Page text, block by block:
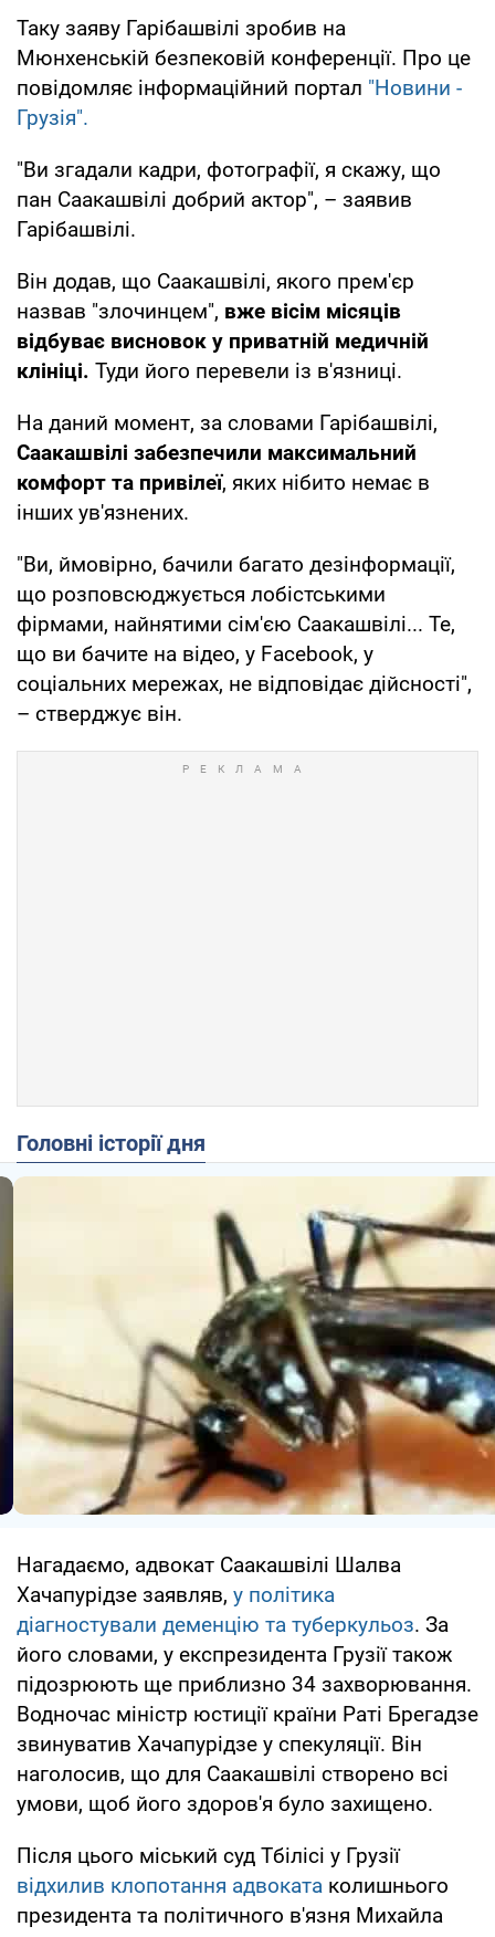
Таку заяву Гарібашвілі зробив на
Мюнхенській безпековій конференції. Про це
повідомляє інформаційний портал "Новини -
Грузія".
"Ви згадали кадри, фотографії, я скажу, що
пан Саакашвілі добрий актор", – заявив
Гарібашвілі.
Він додав, що Саакашвілі, якого прем'єр
назвав "злочинцем", вже вісім місяців
відбуває висновок у приватній медичній
клініці. Туди його перевели із в'язниці.
На даний момент, за словами Гарібашвілі,
Саакашвілі забезпечили максимальний
комфорт та привілеї, яких нібито немає в
інших ув'язнених.
"Ви, ймовірно, бачили багато дезінформації,
що розповсюджується лобістськими
фірмами, найнятими сім'єю Саакашвілі... Те,
що ви бачите на відео, у Facebook, у
соціальних мережах, не відповідає дійсності",
– стверджує він.
Головні історії дня
Нагадаємо, адвокат Саакашвілі Шалва
Хачапурідзе заявляв, у політика
діагностували деменцію та туберкульоз. За
його словами, у експрезидента Грузії також
підозрюють ще приблизно 34 захворювання.
Водночас міністр юстиції країни Раті Брегадзе
звинуватив Хачапурідзе у спекуляції. Він
наголосив, що для Саакашвілі створено всі
умови, щоб його здоров'я було захищено.
Після цього міський суд Тбілісі у Грузії
відхилив клопотання адвоката колишнього
президента та політичного в'язня Михайла